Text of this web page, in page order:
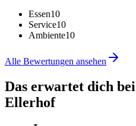
Essen10
Service10
Ambiente10
Alle Bewertungen ansehen
Das erwartet dich bei
Ellerhof